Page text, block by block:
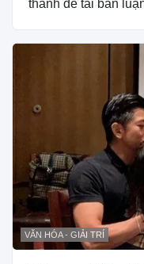
thành đề tài bàn
VĂN HÓA - GIẢI TRÍ